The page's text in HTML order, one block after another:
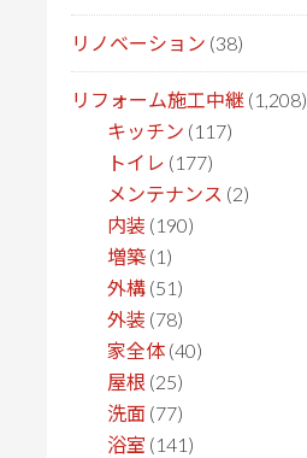
リノベーション (38)
リフォーム施工中継 (1,208)
キッチン (117)
トイレ (177)
メンテナンス (2)
内装 (190)
増築 (1)
外構 (51)
外装 (78)
家全体 (40)
屋根 (25)
洗面 (77)
浴室 (141)